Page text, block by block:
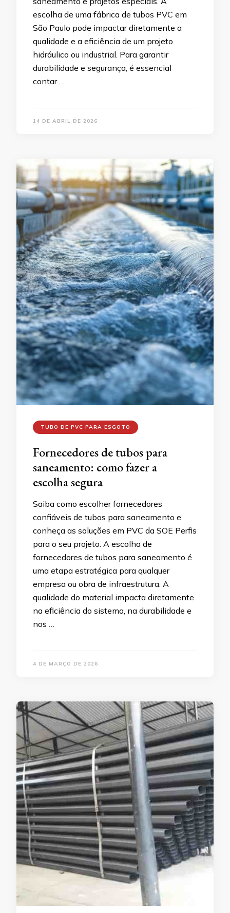
escolha de uma fábrica de tubos PVC em
São Paulo pode impactar diretamente a
qualidade e a eficiência de um projeto
hidráulico ou industrial. Para garantir
durabilidade e segurança, é essencial
contar …
14 DE ABRIL DE 2026
TUBO DE PVC PARA ESGOTO
Fornecedores de tubos para
saneamento: como fazer a
escolha segura
Saiba como escolher fornecedores
confiáveis de tubos para saneamento e
conheça as soluções em PVC da SOE Perfis
para o seu projeto. A escolha de
fornecedores de tubos para saneamento é
uma etapa estratégica para qualquer
empresa ou obra de infraestrutura. A
qualidade do material impacta diretamente
na eficiência do sistema, na durabilidade e
nos …
4 DE MARÇO DE 2026